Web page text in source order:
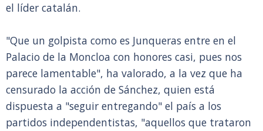
el líder catalán.
"Que un golpista como es Junqueras entre en el
Palacio de la Moncloa con honores casi, pues nos
parece lamentable", ha valorado, a la vez que ha
censurado la acción de Sánchez, quien está
dispuesta a "seguir entregando" el país a los
partidos independentistas, "aquellos que trataron